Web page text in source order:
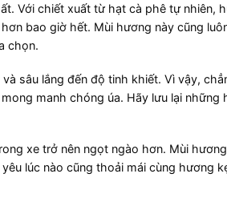
Với chiết xuất từ hạt cà phê tự nhiên,
bao giờ hết. Mùi hương này cũng
chọn.
sâu lắng đến độ tinh khiết. Vì vậy,
manh chóng úa. Hãy lưu lại những
xe trở nên ngọt ngào hơn. Mùi
lúc nào cũng thoải mái cùng hương